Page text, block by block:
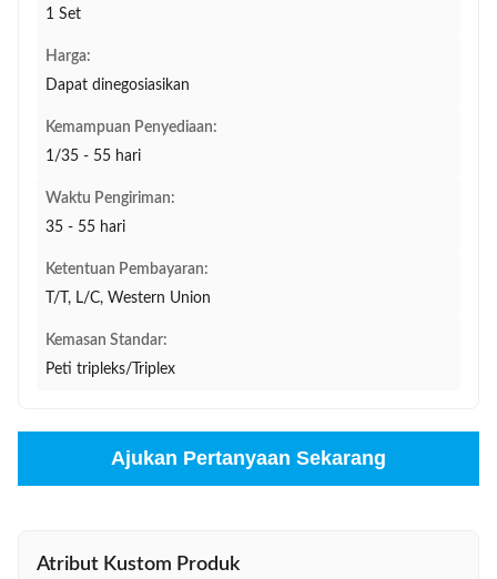
1 Set
Harga:
Dapat dinegosiasikan
Kemampuan Penyediaan:
1/35 - 55 hari
Waktu Pengiriman:
35 - 55 hari
Ketentuan Pembayaran:
T/T, L/C, Western Union
Kemasan Standar:
Peti tripleks/Triplex
Ajukan Pertanyaan Sekarang
Atribut Kustom Produk